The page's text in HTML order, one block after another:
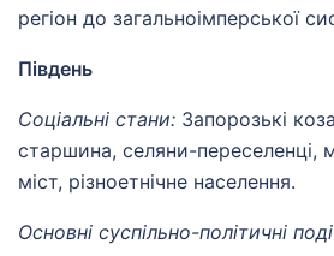
регіон до загальноімперської
Південь
Соціальні стани: Запорозькі
старшина, селяни-переселенці,
міст, різноетнічне населення.
Основні суспільно-політичні